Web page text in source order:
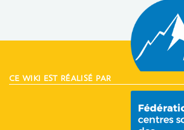
CE WIKI EST RÉALISÉ PAR